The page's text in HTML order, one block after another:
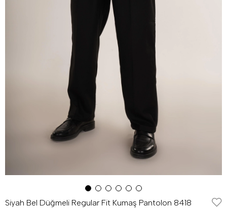
Siyah Bel Düğmeli Regular Fit Kumaş Pantolon 8418